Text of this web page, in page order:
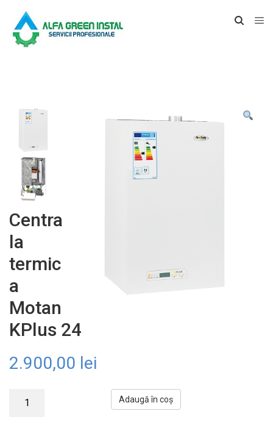
Centra
la
termic
a
Motan
KPlus 24
2.900,00 lei
Adaugă în coș